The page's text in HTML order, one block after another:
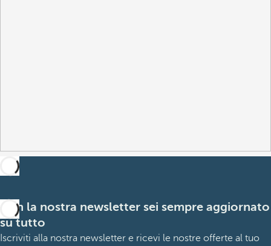
Con la nostra newsletter sei sempre aggiornato
su tutto
Iscriviti alla nostra newsletter e ricevi le nostre offerte al tuo